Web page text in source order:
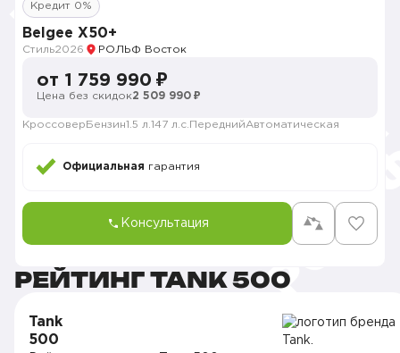
Кредит 0%
Belgee X50+
Стиль2026 РОЛЬФ Восток
от 1 759 990 ₽
Цена без скидок2 509 990 ₽
Кроссовер Бензин1.5 л. 147 л.с. ПереднийАвтоматическая
Официальная гарантия
Консультация
РЕЙТИНГ TANK 500
Tank
500